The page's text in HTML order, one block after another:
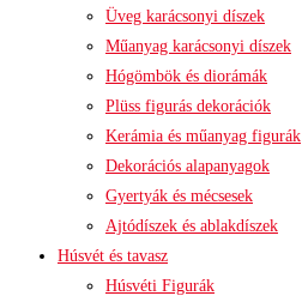
Üveg karácsonyi díszek
Műanyag karácsonyi díszek
Hógömbök és diorámák
Plüss figurás dekorációk
Kerámia és műanyag figurák
Dekorációs alapanyagok
Gyertyák és mécsesek
Ajtódíszek és ablakdíszek
Húsvét és tavasz
Húsvéti Figurák